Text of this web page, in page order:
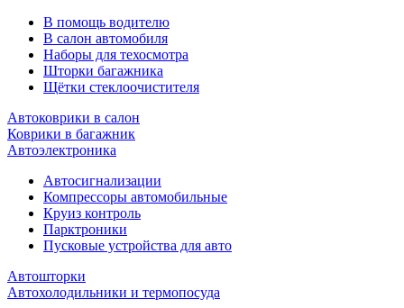
В помощь водителю
В салон автомобиля
Наборы для техосмотра
Шторки багажника
Щётки стеклоочистителя
Автоковрики в салон
Коврики в багажник
Автоэлектроника
Автосигнализации
Компрессоры автомобильные
Круиз контроль
Парктроники
Пусковые устройства для авто
Автошторки
Автохолодильники и термопосуда